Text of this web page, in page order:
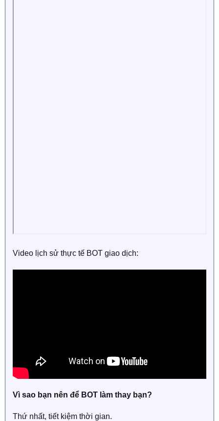
Video lịch sử thực tế BOT giao dịch:
Vì sao bạn nên để BOT làm thay bạn?
Thứ nhất, tiết kiệm thời gian.